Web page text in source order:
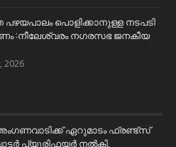
പഴയപാലം പൊളിക്കാനുള്ള നടപടി
:നീലേശ്വരം നഗരസഭ ജനകീയ
2026
ഏറുമാടം ഫ്രണ്ട്സ്
പ്യൂരിഫയർ നൽകി.